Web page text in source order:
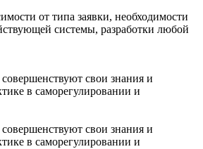
от типа заявки, необходимости
системы, разработки любой
свои знания и
в саморегулировании и
свои знания и
в саморегулировании и